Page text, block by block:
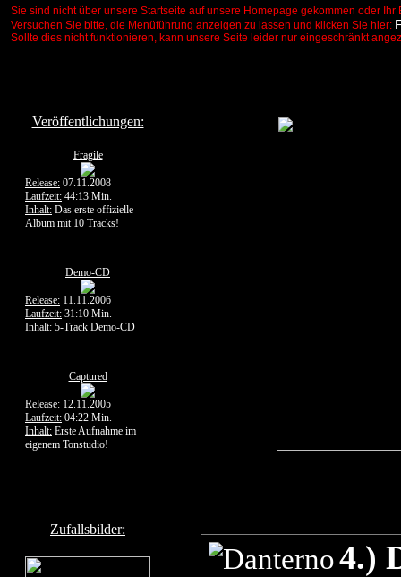
Sie sind nicht über unsere Startseite auf unsere Homepage gekommen oder
Versuchen Sie bitte, die Menüführung anzeigen zu lassen und klicken Sie hier:
Sollte dies nicht funktionieren, kann unsere Seite leider nur eingeschränkt
Veröffentlichungen:
Fragile
Release: 07.11.2008
Laufzeit: 44:13 Min.
Inhalt: Das erste offizielle
Album mit 10 Tracks!
Demo-CD
Release: 11.11.2006
Laufzeit: 31:10 Min.
Inhalt: 5-Track Demo-CD
Captured
Release: 12.11.2005
Laufzeit: 04:22 Min.
Inhalt: Erste Aufnahme im
eigenem Tonstudio!
Zufallsbilder:
4.)